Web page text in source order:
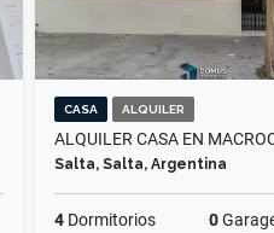
CASA ALQUILER
ALQUILER CASA EN
Salta, Salta, Argentina
4 Dormitorios 0